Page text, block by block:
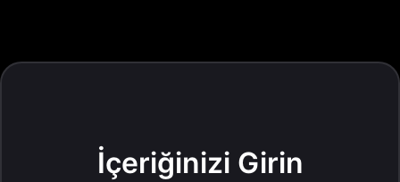
İçeriğinizi Girin